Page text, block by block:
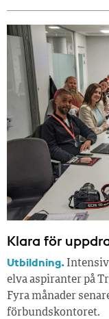
Klara för
Utbildning.
elva aspiranter på
Fyra månader
förbundskontoret.